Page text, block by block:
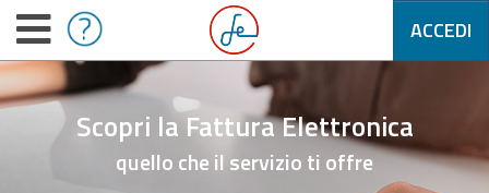
ACCEDI
Scopri la Fattura Elettronica
quello che il servizio ti offre